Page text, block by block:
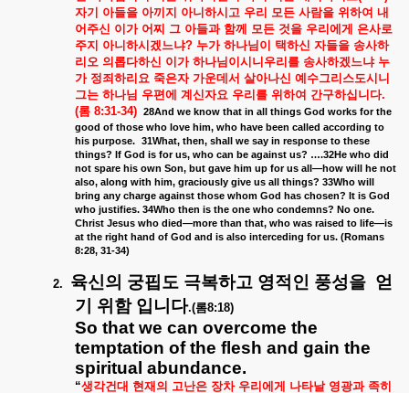
자기
아들을 아끼지 아니하시고 우리 모든 사람을 위하여 내
어주신 이가 어찌 그 아들과 함께 모든 것을 우리에게 은사로
주지 아니하시겠느냐? 누가 하나님이 택하신 자들을 송사하
리오 의롭다하신 이가 하나님이시니우리를 송사하겠느냐 누
가 정죄하리요 죽은자 가운데서 살아나신 예수그리스도시니
그는 하나님 우편에 계신자요 우리를 위하여 간구하십니다.
(롬 8:31-34) 28And we know that in all things God works for the
good of those who love him, who have been called according to
his purpose. 31What, then, shall we say in response to these
things? If God is for us, who can be against us? ….32He who did
not spare his own Son, but gave him up for us all—how will he not
also, along with him, graciously give us all things? 33Who will
bring any charge against those whom God has chosen? It is God
who justifies. 34Who then is the one who condemns? No one.
Christ Jesus who died—more than that, who was raised to life—is
at the right hand of God and is also interceding for us. (Romans
8:28, 31-34)
2. 육신의 궁핍도 극복하고 영적인 풍성을 얻
기
위함 입니다.(롬8:18)
So that we can overcome the
temptation of the flesh and gain the
spiritual abundance.
“생각건대 현재의 고난은 장차 우리에게 나타날 영광과 족히